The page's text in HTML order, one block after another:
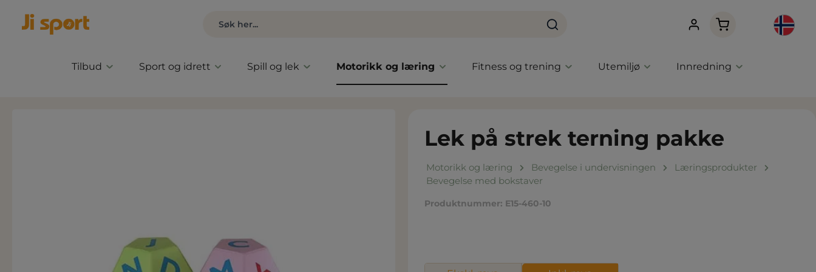
Handlekurven
Tilbud Sport og idrett Spill og lek Motorikk og læring Fitness og trening Utemiljø Innredning
Lek på strek terning pakke
Motorikk og læring Bevegelse i undervisningen
Læringsprodukter
Bevegelse med bokstaver
Produktnummer: E15-460-10